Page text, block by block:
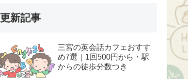
更新記事
三宮の英会話カフェおすす
め7選｜1回500円から・駅
からの徒歩分数つき